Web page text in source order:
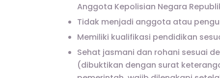
Anggota Kepolisian Negara
Tidak menjadi anggota atau
Memiliki kualifikasi pendidikan
Sehat jasmani dan rohani sesuai
(dibuktikan dengan surat